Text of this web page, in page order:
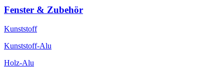
Fenster & Zubehör
Kunststoff
Kunststoff-Alu
Holz-Alu